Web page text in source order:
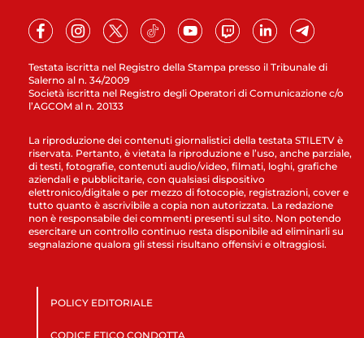
Testata iscritta nel Registro della Stampa presso il Tribunale di
Salerno al n. 34/2009
Società iscritta nel Registro degli Operatori di Comunicazione c/o
l’AGCOM al n. 20133
La riproduzione dei contenuti giornalistici della testata STILETV è
riservata. Pertanto, è vietata la riproduzione e l’uso, anche parziale,
di testi, fotografie, contenuti audio/video, filmati, loghi, grafiche
aziendali e pubblicitarie, con qualsiasi dispositivo
elettronico/digitale o per mezzo di fotocopie, registrazioni, cover e
tutto quanto è ascrivibile a copia non autorizzata. La redazione
non è responsabile dei commenti presenti sul sito. Non potendo
esercitare un controllo continuo resta disponibile ad eliminarli su
segnalazione qualora gli stessi risultano offensivi e oltraggiosi.
POLICY EDITORIALE
CODICE ETICO CONDOTTA